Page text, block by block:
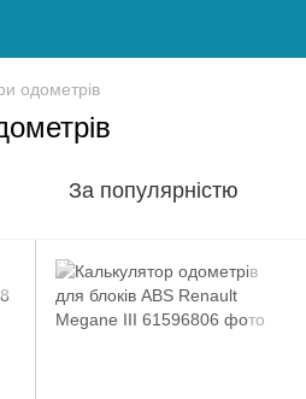
одометрів
За популярністю